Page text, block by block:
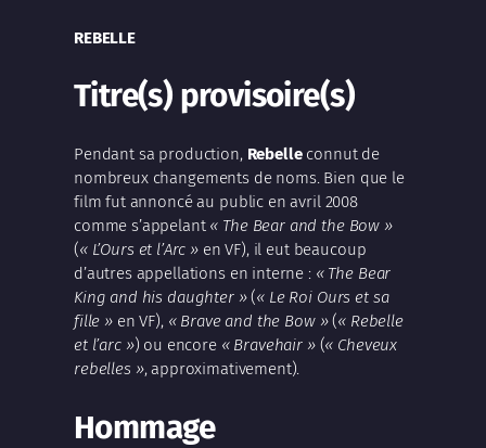
REBELLE
Titre(s) provisoire(s)
Pendant sa production, Rebelleconnut de
nombreux changements de noms. Bien que le
film fut annoncé au public en avril 2008
comme s’appelant « The Bear and the Bow »
(« L’Ours et l’Arc » en VF), il eut beaucoup
d’autres appellations en interne : « The Bear
King and his daughter »(« Le Roi Ours et sa
fille »en VF), « Brave and the Bow »(« Rebelle
et l’arc ») ou encore « Bravehair »(« Cheveux
rebelles », approximativement).
Hommage